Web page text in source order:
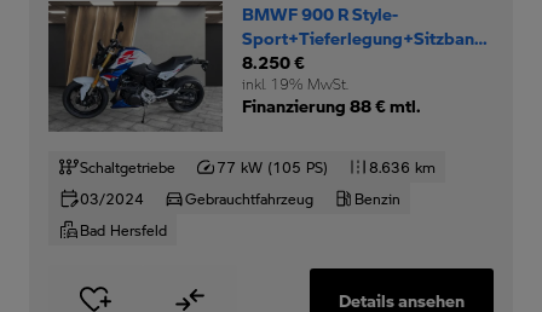
BMWF 900 R Style-
Sport+Tieferlegung+Sitzbank-
niedrig+
8.250 €
inkl. 19% MwSt.
Finanzierung 88 € mtl.
Schaltgetriebe 77 kW (105 PS)
8.636 km
03/2024
Gebrauchtfahrzeug
Benzin
Bad Hersfeld
Details ansehen